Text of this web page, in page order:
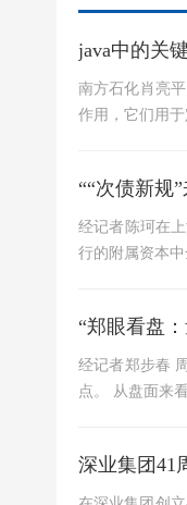
java中的关
南方石化肖亮
作用，它们用
““次债新规
经记者陈珂在
行的附属资本
“郑眼看盘
经记者郑步春
点。 从盘面来
深业集团41